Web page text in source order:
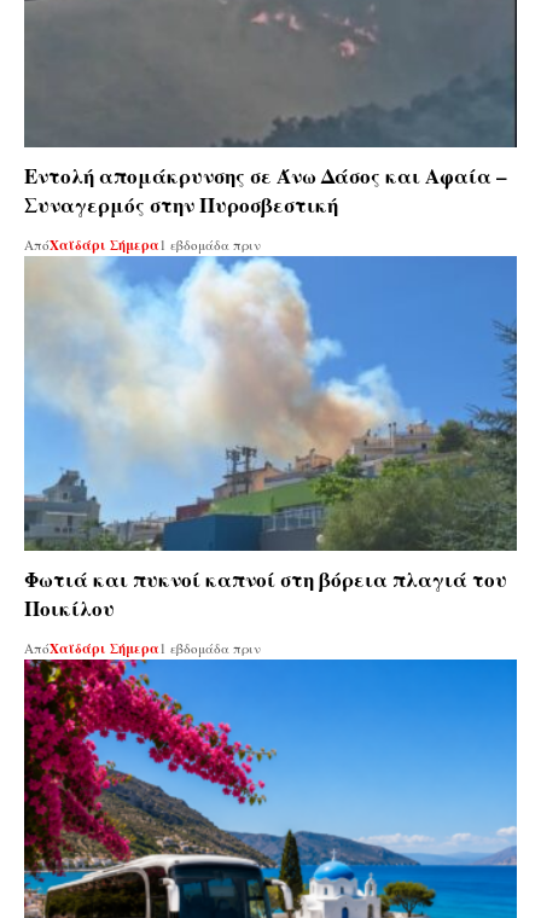
Εντολή απομάκρυνσης σε Άνω Δάσος και Αφαία –
Συναγερμός στην Πυροσβεστική
ΑπόΧαϊδάρι Σήμερα 1 εβδομάδα πριν
Φωτιά και πυκνοί καπνοί στη βόρεια πλαγιά του
Ποικίλου
ΑπόΧαϊδάρι Σήμερα1 εβδομάδα πριν